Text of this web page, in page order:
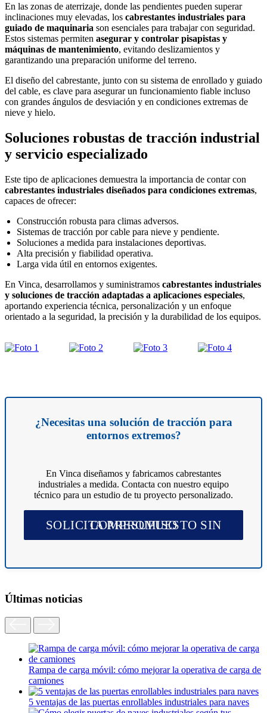
En las zonas de aterrizaje, donde las pendientes pueden superar
inclinaciones muy elevadas, los cabrestantes industriales para
guiado de maquinaria son esenciales para trabajar con seguridad.
Estos sistemas permiten asegurar y controlar pisapistas y
máquinas de mantenimiento, evitando deslizamientos y
garantizando una preparación uniforme del terreno.
El diseño del cabrestante, junto con su sistema de enrollado y guiado
del cable, es clave para asegurar un funcionamiento fiable incluso
con grandes ángulos de desviación y en condiciones extremas de
nieve y hielo.
Soluciones robustas de tracción industrial
y servicio especializado
Este tipo de aplicaciones demuestra la importancia de contar con
cabrestantes industriales diseñados para condiciones extremas,
capaces de ofrecer:
Construcción robusta para climas adversos.
Sistemas de tracción por cable para nieve y pendiente.
Soluciones a medida para instalaciones deportivas.
Alta precisión y fiabilidad operativa.
Larga vida útil en entornos exigentes.
En Vinca, desarrollamos y suministramos cabrestantes industriales
y soluciones de tracción adaptadas a aplicaciones especiales,
aportando experiencia técnica, personalización y un enfoque
orientado a la seguridad, la precisión y la durabilidad de los equipos.
¿Necesitas una solución de tracción para
entornos extremos?
En Vinca diseñamos y fabricamos cabrestantes
industriales a medida. Contacta con nuestro equipo
técnico para un estudio de tu proyecto personalizado.
SOLICITA PRESUPUESTO SIN COMPROMISO
Últimas noticias
Rampa de carga móvil: cómo mejorar la operativa de carga de
camiones
5 ventajas de las puertas enrollables industriales para naves